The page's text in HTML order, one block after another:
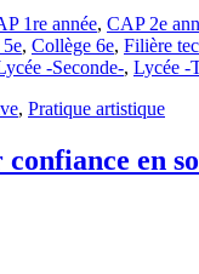
1re année, CAP 2e
, Collège 6e, Filière
-Seconde-, Lycée -
, Pratique artistique
en